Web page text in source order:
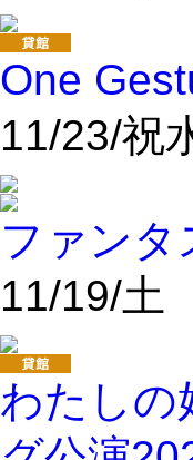
One
11/23/祝
ファンタ
11/19/
わたしの